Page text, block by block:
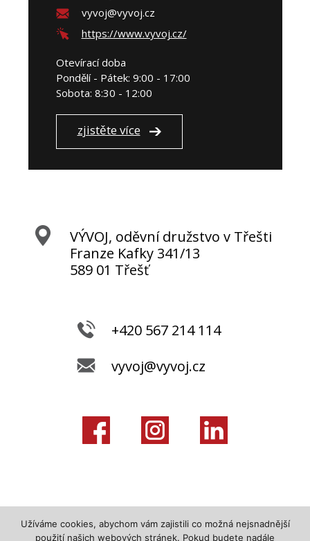
vyvoj@vyvoj.cz
https://www.vyvoj.cz/
Otevírací doba
Pondělí - Pátek: 9:00 - 17:00
Sobota: 8:30 - 12:00
zjistěte více
VÝVOJ, oděvní družstvo v Třešti
Franze Kafky 341/13
589 01 Třešť
+420 567 214 114
vyvoj@vyvoj.cz
Užíváme cookies, abychom vám zajistili co možná nejsnadnější
použití našich webových stránek. Pokud budete nadále